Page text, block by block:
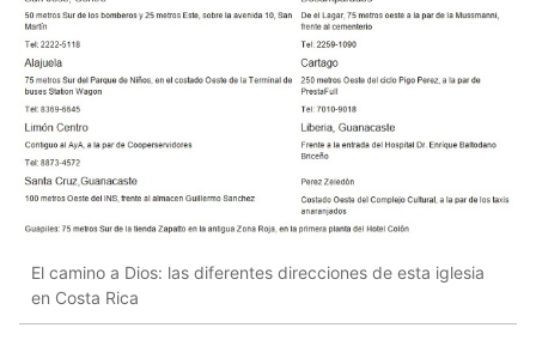
El camino a Dios: las diferentes direcciones de esta iglesia
en Costa Rica